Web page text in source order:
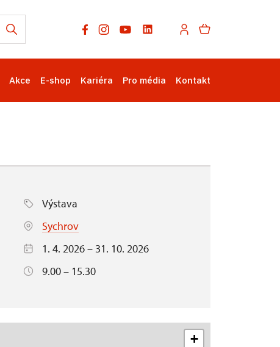
Akce E-shop Kariéra Pro média Kontakt
Výstava
Sychrov
1. 4. 2026 – 31. 10. 2026
9.00 – 15.30
+